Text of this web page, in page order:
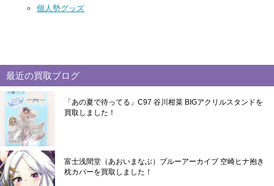
個人勢グッズ
最近の買取ブログ
「あの夏で待ってる」C97 谷川柑菜 BIGアクリルスタンドを
買取しました！
富士浅間堂（あおいまなぶ）ブルーアーカイブ 空崎ヒナ抱き
枕カバーを買取しました！